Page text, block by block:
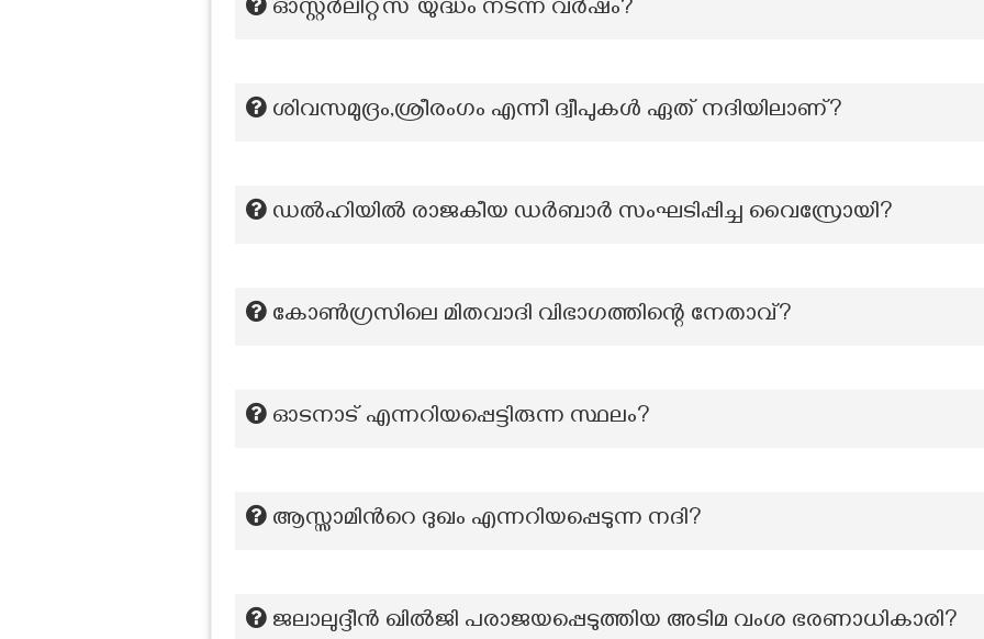
ഓസ്റ്റർലിറ്റ്സ് യുദ്ധം നടന്ന വർഷം?
ശിവസമുദ്രം,ശ്രീരംഗം എന്നീ ദ്വീപുകൾ ഏത് നദിയിലാണ്?
ഡൽഹിയിൽ രാജകീയ ഡർബാർ സംഘടിപ്പിച്ച വൈസ്രോയി?
കോൺഗ്രസിലെ മിതവാദി വിഭാഗത്തിന്റെ നേതാവ്?
ഓടനാട് എന്നറിയപ്പെട്ടിരുന്ന സ്ഥലം?
ആസ്സാമിന്‍റെ ദുഖം എന്നറിയപ്പെടുന്ന നദി?
ജലാലുദ്ദീൻ ഖിൽജി പരാജയപ്പെടുത്തിയ അടിമ വംശ ഭരണാധികാരി?